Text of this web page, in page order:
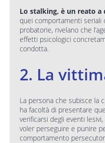
Lo stalking, è un reato a
quei comportamenti seriali
probatorie, rivelano che
effetti psicologici
condotta.
2. La
La persona che subisce la
ha facoltà di presentare
verificarsi degli eventi
voler perseguire e punire
comportamento